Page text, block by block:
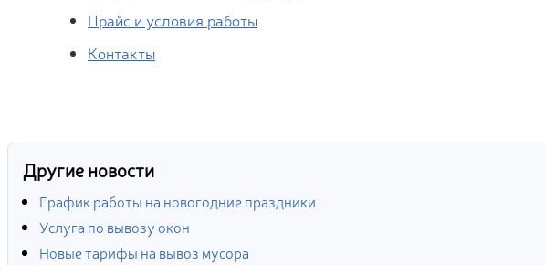
Прайс и условия работы
Контакты
Другие новости
График работы на новогодние праздники
Услуга по вывозу окон
Новые тарифы на вывоз мусора